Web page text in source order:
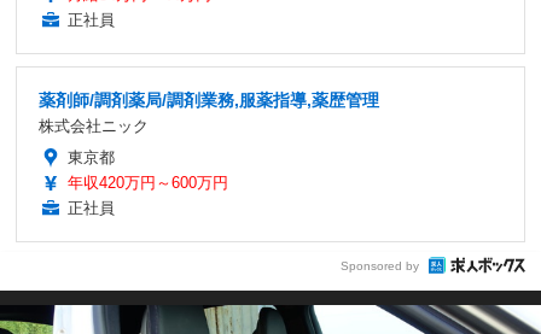
正社員
薬剤師/調剤薬局/調剤業務,服薬指導,薬歴管理
株式会社ニック
東京都
年収420万円～600万円
正社員
Sponsored by